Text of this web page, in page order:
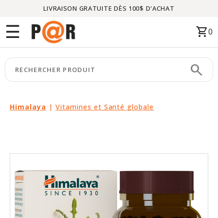
LIVRAISON GRATUITE DÈS 100$ D'ACHAT
☰ shopping_cart0
search
Himalaya | Vitamines et Santé globale
Menu
CATÉGORIES
keyboard_arrow_right
MARQUES
keyboard_arrow_right
VEDETTE
CI
LIQUIDATION
PARTENAIRES